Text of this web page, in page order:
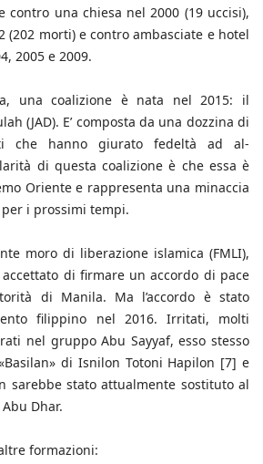
una chiesa nel 2000 (19 uccisi),
(202 morti) e contro ambasciate e hotel
2005 e 2009.
una coalizione è nata nel 2015: il
(JAD). E’ composta da una dozzina di
che hanno giurato fedeltà ad al-
di questa coalizione è che essa è
Oriente e rappresenta una minaccia
i prossimi tempi.
moro di liberazione islamica (FMLI),
di firmare un accordo di pace
di Manila. Ma l’accordo è stato
filippino nel 2016. Irritati, molti
nel gruppo Abu Sayyaf, esso stesso
di Isnilon Totoni Hapilon [7] e
sarebbe stato attualmente sostituto al
Dhar.
formazioni: